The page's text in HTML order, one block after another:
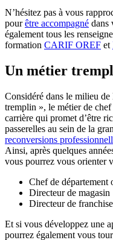
N’hésitez pas à vous
pourêtre accompagné dans
également tous les
formation CARIF OREF et
Un métier
Considéré dans le milieu
tremplin », le métier de
carrière qui promet d’être
passerelles au sein de la
reconversions
Ainsi, après quelques
vous pourrez vous orienter
Chef de département
Directeur de magasin
Directeur de
Et si vous développez une
pourrez également vous